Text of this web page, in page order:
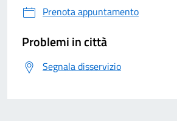
Prenota appuntamento
Problemi in città
Segnala disservizio